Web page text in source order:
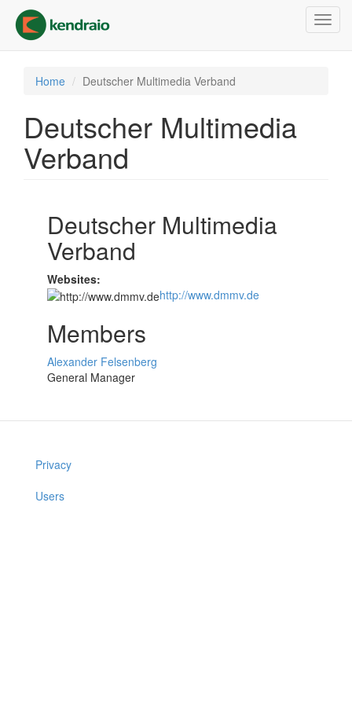
main
content
Home Deutscher Multimedia Verband
Deutscher Multimedia
Verband
Deutscher Multimedia
Verband
Websites:
http://www.dmmv.de
Members
Alexander Felsenberg
General Manager
Privacy
Users